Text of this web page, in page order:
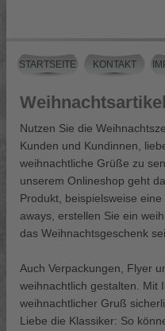
STARTSEITE KONTAKT
Weihnachtsartikel
Nutzen Sie die
Kunden und Kundinnen,
weihnachtliche Grüße zu
unserem Onlineshop geht
Produkt, beispielsweise
aways, erstellen Sie ein
das Weihnachtsgeschenk
Auch Verpackungen, Flyer
weihnachtlich gestalten. Mit
weihnachtlicher Gruß
Liebe die Klassiker: So